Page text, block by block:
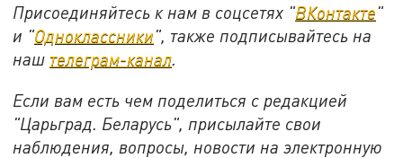
Присоединяйтесь к нам в соцсетях "ВКонтакте"
и "Одноклассники", также подписывайтесь на
наш телеграм-канал.
Если вам есть чем поделиться с редакцией
"Царьград. Беларусь", присылайте свои
наблюдения, вопросы, новости на электронную